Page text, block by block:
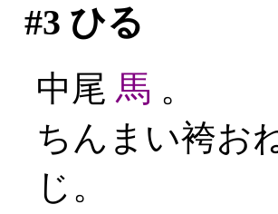
#3 ひる
中尾 馬 。
ちんまい袴お
じ。